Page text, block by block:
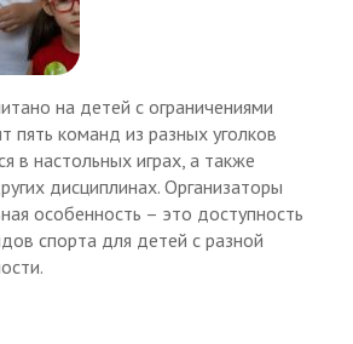
на детей с ограничениями
пять команд из разных уголков
в настольных играх, а также
дисциплинах. Организаторы
особенность – это доступность
спорта для детей с разной